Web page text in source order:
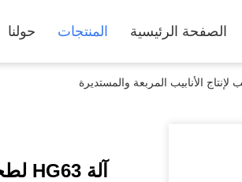
الصفحة الرئيسية المنتجات حولنا
آلة HG63 لطحن الأنابيب لإنتاج الأنابيب المربعة والمستديرة